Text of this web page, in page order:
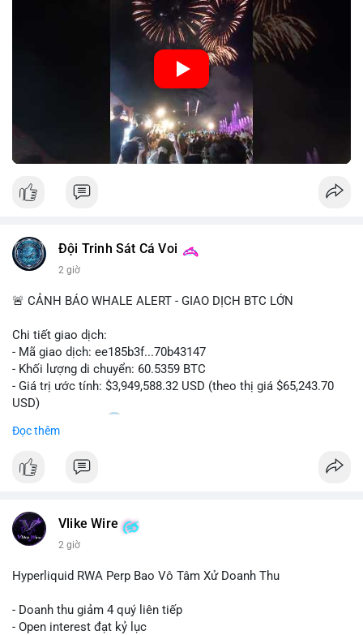
như vậy thường tăng trưởng khi người dân có khả năng chi
tiêu. Tuy nhiên, sự ưu tiên giải trí có thể ảnh hưởng đến tỷ lệ
tiết kiệm hoặc đầu tư vào crypto nếu người tiêu dùng chuyển
🎥 Xem video trực tiếp tại:
Nguồn: Đồng Tâm
Đội Trinh Sát Cá Voi
2 giờ
🚨 CẢNH BÁO WHALE ALERT - GIAO DỊCH BTC LỚN
Chi tiết giao dịch:
- Mã giao dịch: ee185b3f...70b43147
- Khối lượng di chuyển: 60.5359 BTC
- Giá trị ước tính: $3,949,588.32 USD (theo thị giá $65,243.70
USD)
- Thời gian: 15:20
Nhận định phân tích:
Khối lượng 60.5 BTC trị giá gần 4 triệu USD được di chuyển
thanh khoản trước khi đẩy giá. Nếu số BTC này được gửi lên
sàn tập trung, áp lực bán tiềm năng sẽ gia tăng. Ngược lại, nếu
củng cố niềm tin cho xu hướng tăng.
Lời khuyên:
Nhà đầu tư nên theo dõi sát dòng tiền tiếp theo từ địa chỉ này.
Đọc thêm
Vlike Wire
2 giờ
Hyperliquid RWA Perp Bao Vô Tâm Xử Doanh Thu
- Doanh thu giảm 4 quý liên tiếp
- Open interest đạt kỷ lục